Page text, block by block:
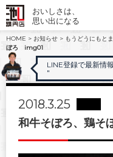
おいしさは、
思い出になる
HOME > お知らせ > もうどうにもと
ぼろ img01
LINE登録で最新情
"
2018.3.25
和牛そぼろ、鶏